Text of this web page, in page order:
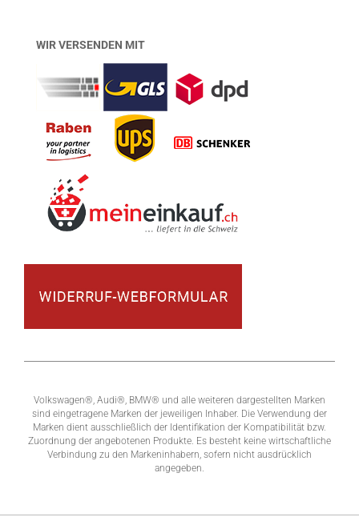
WIR VERSENDEN MIT
Volkswagen®, Audi®, BMW® und alle weiteren dargestellten Marken
sind eingetragene Marken der jeweiligen Inhaber. Die Verwendung der
Marken dient ausschließlich der Identifikation der Kompatibilität bzw.
Zuordnung der angebotenen Produkte. Es besteht keine wirtschaftliche
Verbindung zu den Markeninhabern, sofern nicht ausdrücklich
angegeben.